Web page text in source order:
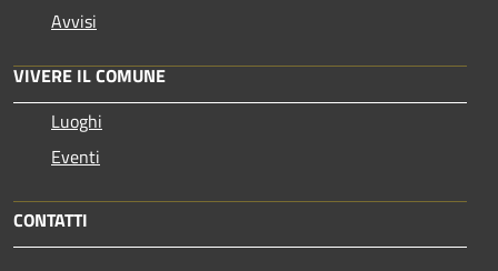
Avvisi
VIVERE IL COMUNE
Luoghi
Eventi
CONTATTI